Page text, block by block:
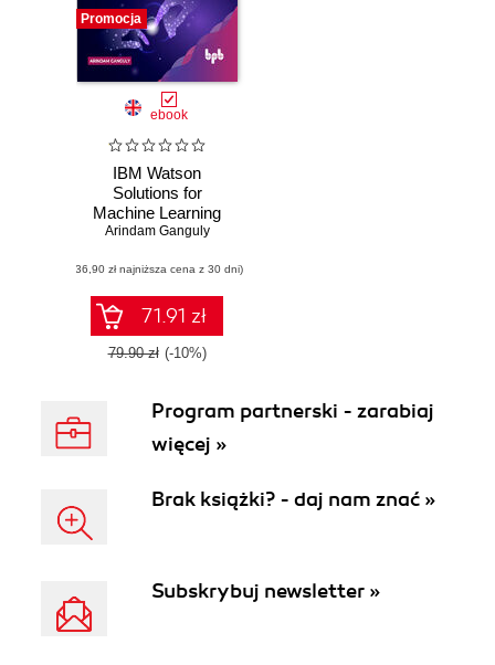
Promocja
ebook
IBM Watson
Solutions for
Machine Learning
Arindam Ganguly
(36,90 zł najniższa cena z 30 dni)
71.91 zł
79.90 zł (-10%)
Program partnerski - zarabiaj
więcej »
Brak książki? - daj nam znać »
Subskrybuj newsletter »